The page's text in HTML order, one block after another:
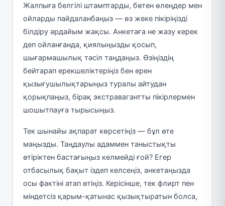
Жалпыға белгілі штамптарды, бөтен өлеңдер мен
ойларды пайдаланбаңыз — өз жеке пікіріңізді
білдіру әрдайым жақсы. Анкетаға не жазу керек
деп ойланғанда, қиялыңызды қосып,
шығармашылық тәсіл таңдаңыз. Өзіңіздің
бейтарап ерекшеліктеріңіз бен ерен
қызығушылықтарыңыз туралы айтудан
қорықпаңыз, бірақ экстравагантты пікірлермен
шошытпауға тырысыңыз.
Тек шынайы ақпарат көрсетіңіз — бұл өте
маңызды. Таңдаулы адаммен таныстықты
өтіріктен бастағыңыз келмейді ғой? Егер
отбасылық бақыт іздеп келсеңіз, анкетаңызда
осы фактіні атап өтіңіз. Керісінше, тек флирт пен
міндетсіз қарым-қатынас қызықтыратын болса,